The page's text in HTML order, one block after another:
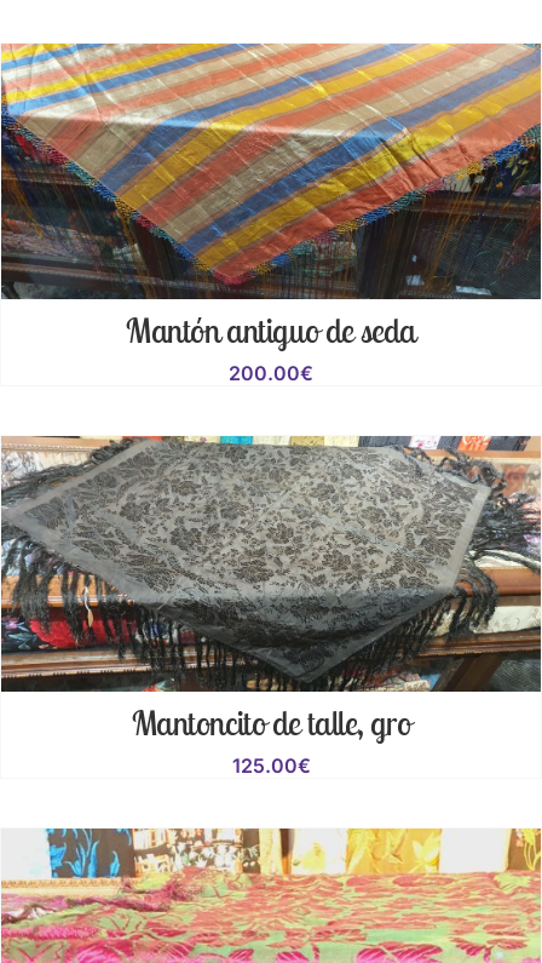
Mantón antiguo de seda
200.00€
Mantoncito de talle, gro
125.00€